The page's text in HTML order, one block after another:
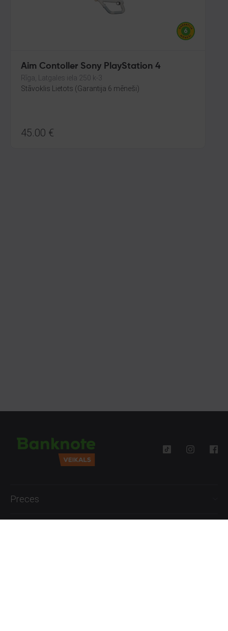
Aim Contoller Sony PlayStation 4
Rīga, Latgales iela 250 k-3
Stāvoklis Lietots (Garantija 6 mēneši)
45.00 €
Preces